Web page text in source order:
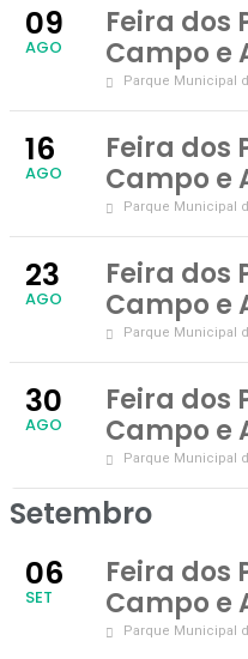
09
AGO
Feira dos
Campo e
Parque Municipal
16
AGO
Feira dos
Campo e
Parque Municipal
23
AGO
Feira dos
Campo e
Parque Municipal
30
AGO
Feira dos
Campo e
Parque Municipal
Setembro
06
SET
Feira dos
Campo e
Parque Municipal